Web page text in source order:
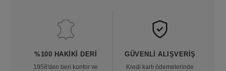
%100 HAKIKI DERI
1958'den beri konfor ve
GÜVENLI ALIŞVERIŞ
Kredi kartı ödemelerinde